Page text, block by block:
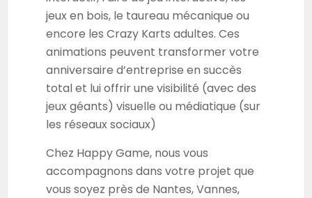
jeux en bois, le taureau mécanique ou
encore les Crazy Karts adultes. Ces
animations peuvent transformer votre
anniversaire d’entreprise en succès
total et lui offrir une visibilité (avec des
jeux géants) visuelle ou médiatique (sur
les réseaux sociaux)
Chez Happy Game, nous vous
accompagnons dans votre projet que
vous soyez près de Nantes, Vannes,